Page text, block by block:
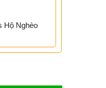
Hộ Nghèo